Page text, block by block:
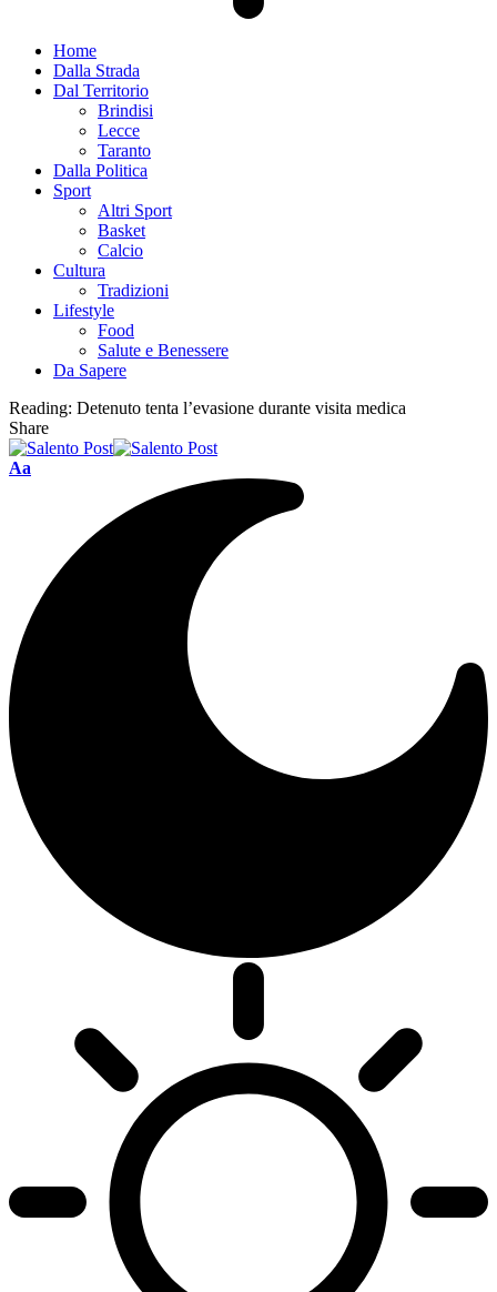
Home
Dalla Strada
Dal Territorio
Brindisi
Lecce
Taranto
Dalla Politica
Sport
Altri Sport
Basket
Calcio
Cultura
Tradizioni
Lifestyle
Food
Salute e Benessere
Da Sapere
Reading: Detenuto tenta l’evasione durante visita medica
Share
Aa